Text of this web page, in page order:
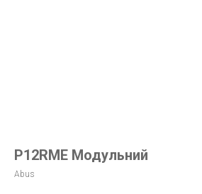
P12RME Модульний
Abus